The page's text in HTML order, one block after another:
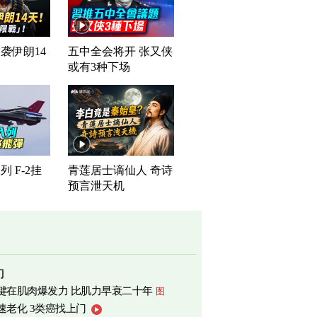
伊朗14
五中全会将开 张又侠
或有3种下场
F-2挂
青莲居士谪仙人 奇诗
预言泄天机
在肌肉爆发力 比肌力早衰二十年 图
老化 3类癌找上门